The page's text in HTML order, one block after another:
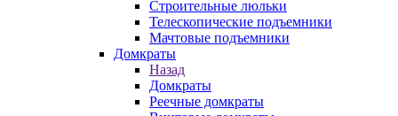
Строительные люльки
Телескопические подъемники
Мачтовые подъемники
Домкраты
Назад
Домкраты
Реечные домкраты